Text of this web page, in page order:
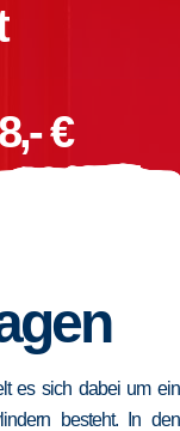
€
es sich dabei um ein
besteht. In den